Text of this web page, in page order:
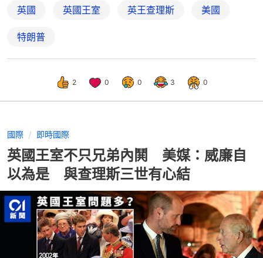
英國 英國王室 英王查理斯 美國
特朗普
2 0 0 3 0
國際 即時國際
英國王室不只兄弟內鬨 美媒：威廉自
以為是 與查理斯三世有心結